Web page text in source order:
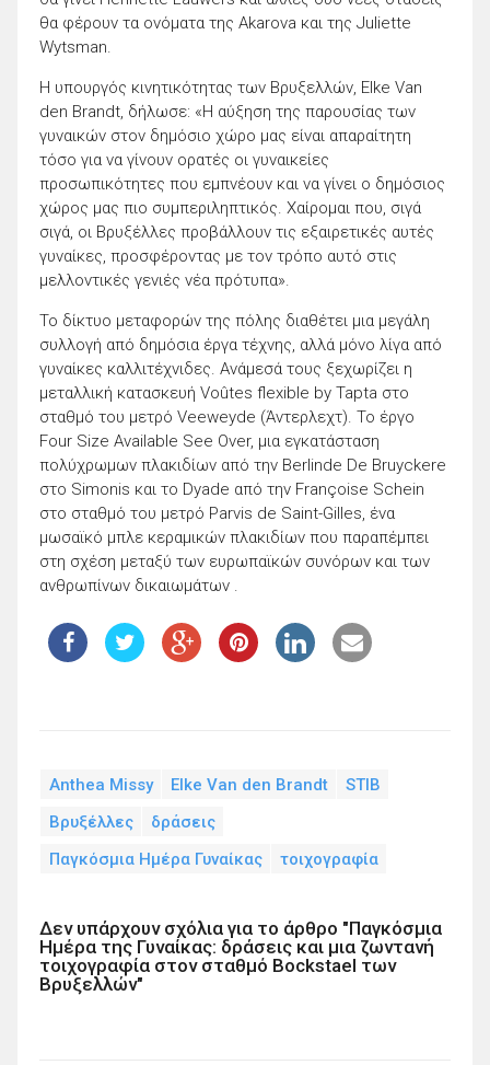
θα φέρουν τα ονόματα της Akarova και της Juliette
Wytsman.
Η υπουργός κινητικότητας των Βρυξελλών, Elke Van
den Brandt, δήλωσε: «Η αύξηση της παρουσίας των
γυναικών στον δημόσιο χώρο μας είναι απαραίτητη
τόσο για να γίνουν ορατές οι γυναικείες
προσωπικότητες που εμπνέουν και να γίνει ο δημόσιος
χώρος μας πιο συμπεριληπτικός. Χαίρομαι που, σιγά
σιγά, οι Βρυξέλλες προβάλλουν τις εξαιρετικές αυτές
γυναίκες, προσφέροντας με τον τρόπο αυτό στις
μελλοντικές γενιές νέα πρότυπα».
Το δίκτυο μεταφορών της πόλης διαθέτει μια μεγάλη
συλλογή από δημόσια έργα τέχνης, αλλά μόνο λίγα από
γυναίκες καλλιτέχνιδες. Ανάμεσά τους ξεχωρίζει η
μεταλλική κατασκευή Voûtes flexible by Tapta στο
σταθμό του μετρό Veeweyde (Άντερλεχτ). Το έργο
Four Size Available See Over, μια εγκατάσταση
πολύχρωμων πλακιδίων από την Berlinde De Bruyckere
στο Simonis και το Dyade από την Françoise Schein
στο σταθμό του μετρό Parvis de Saint-Gilles, ένα
μωσαϊκό μπλε κεραμικών πλακιδίων που παραπέμπει
στη σχέση μεταξύ των ευρωπαϊκών συνόρων και των
ανθρωπίνων δικαιωμάτων .
Anthea Missy Elke Van den Brandt
STIB
Βρυξέλλες
δράσεις
Παγκόσμια Ημέρα Γυναίκας
τοιχογραφία
Δεν υπάρχουν σχόλια για το άρθρο "Παγκόσμια
Ημέρα της Γυναίκας: δράσεις και μια ζωντανή
τοιχογραφία στον σταθμό Bockstael των
Βρυξελλών"